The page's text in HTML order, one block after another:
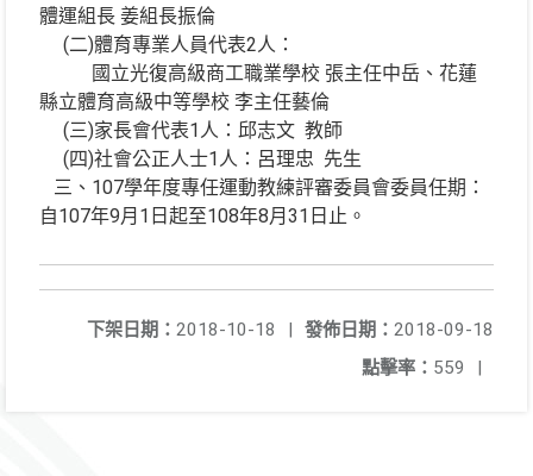
體運組長 姜組長振倫
(二)體育專業人員代表2人：
國立光復高級商工職業學校 張主任中岳、花蓮
縣立體育高級中等學校 李主任藝倫
(三)家長會代表1人：邱志文 教師
(四)社會公正人士1人：呂理忠 先生
三、107學年度專任運動教練評審委員會委員任期：
自107年9月1日起至108年8月31日止。
發佈日期： 2018-09-18
下架日期： 2018-10-18
|
點擊率： 559 |